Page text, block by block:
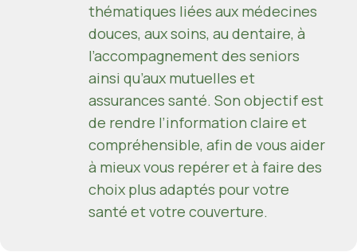
thématiques liées aux médecines
douces, aux soins, au dentaire, à
l’accompagnement des seniors
ainsi qu’aux mutuelles et
assurances santé. Son objectif est
de rendre l’information claire et
compréhensible, afin de vous aider
à mieux vous repérer et à faire des
choix plus adaptés pour votre
santé et votre couverture.